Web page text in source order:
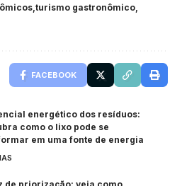
turismo gastronômico
FACEBOOK
energético dos resíduos:
como o lixo pode se
em uma fonte de energia